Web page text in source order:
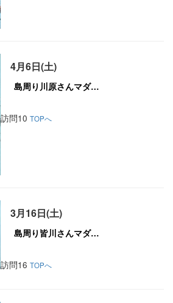
4月6日(土)
訪問10 TOPへ
3月16日(土)
訪問16 TOPへ